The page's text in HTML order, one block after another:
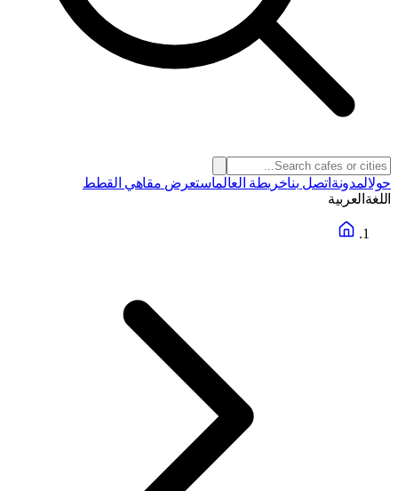
حولالمدونة اتصل بناخريطة العالماستعرض مقاهي القطط
اللغة العربية